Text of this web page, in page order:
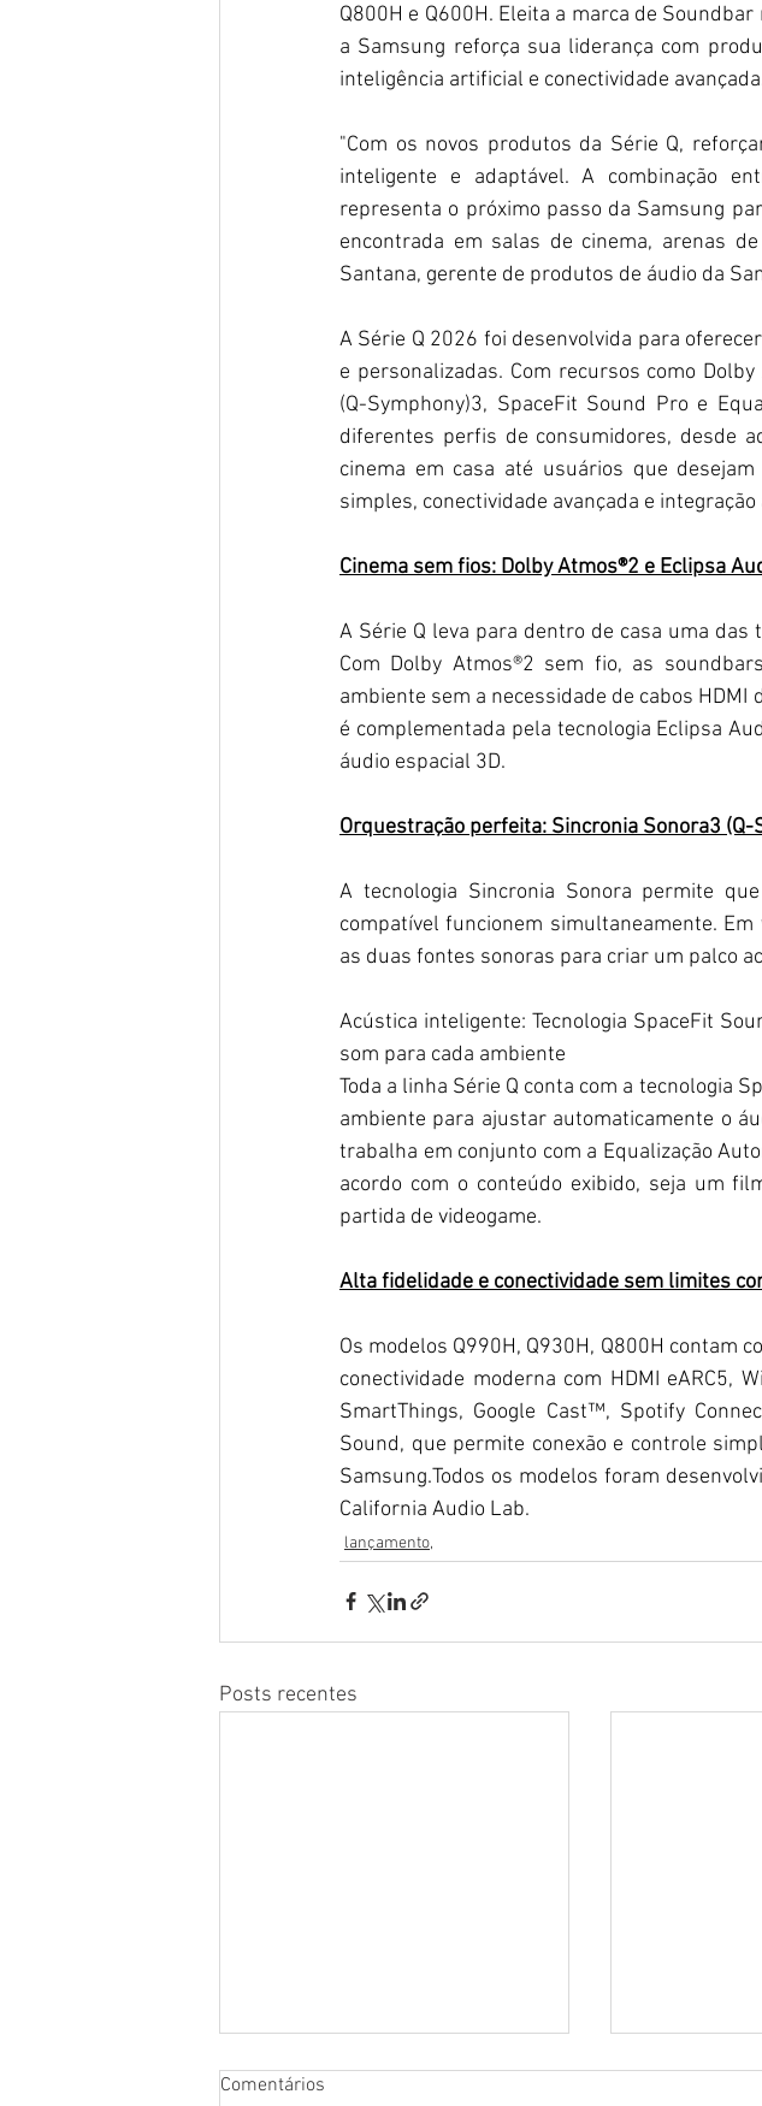
Q800H e Q600H. Eleita a marca de
a Samsung reforça sua liderança com
inteligência artificial e conectividade
"Com os novos produtos da Série Q,
inteligente e adaptável. A combinação
representa o próximo passo da Samsung
encontrada em salas de cinema, arenas
Santana, gerente de produtos de áudio da
A Série Q 2026 foi desenvolvida para
e personalizadas. Com recursos como
(Q-Symphony)3, SpaceFit Sound Pro e
diferentes perfis de consumidores, desde
cinema em casa até usuários que
simples, conectividade avançada e
Cinema sem fios: Dolby Atmos®2 e Eclipsa
A Série Q leva para dentro de casa uma
Com Dolby Atmos®2 sem fio, as
ambiente sem a necessidade de cabos
é complementada pela tecnologia Eclipsa
áudio espacial 3D.
Orquestração perfeita: Sincronia Sonora3
A tecnologia Sincronia Sonora permite
compatível funcionem simultaneamente.
as duas fontes sonoras para criar um palco
Acústica inteligente: Tecnologia SpaceFit
som para cada ambiente
Toda a linha Série Q conta com a tecnologia
ambiente para ajustar automaticamente o
trabalha em conjunto com a Equalização
acordo com o conteúdo exibido, seja um
partida de videogame.
Alta fidelidade e conectividade sem limites
Os modelos Q990H, Q930H, Q800H contam
conectividade moderna com HDMI eARC5,
SmartThings, Google Cast™, Spotify
Sound, que permite conexão e controle
Samsung.Todos os modelos foram
California Audio Lab.
lançamento,
Posts recentes
Comentários